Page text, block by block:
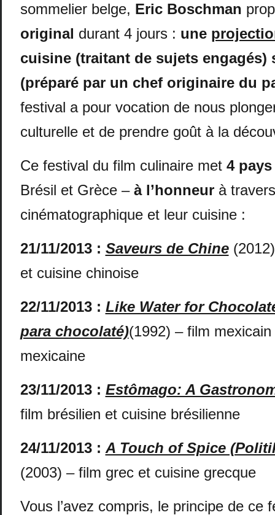
sommelier belge, Eric Boschman
original durant 4 jours : une
cuisine (traitant de sujets engagés)
(préparé par un chef originaire du
festival a pour vocation de nous
culturelle et de prendre goût à la
Ce festival du film culinaire met 4 pays
Brésil et Grèce – à l’honneurà
cinématographique et leur cuisine :
21/11/2013: Saveurs de Chine
et cuisine chinoise
22/11/2013: Like Water for
para chocolaté)(1992) – film
mexicaine
23/11/2013: Estômago: A
film brésilien et cuisine brésilienne
24/11/2013: A Touch of Spice
(2003) – film grec et cuisine grecque
Vous l’avez compris, le principe de ce